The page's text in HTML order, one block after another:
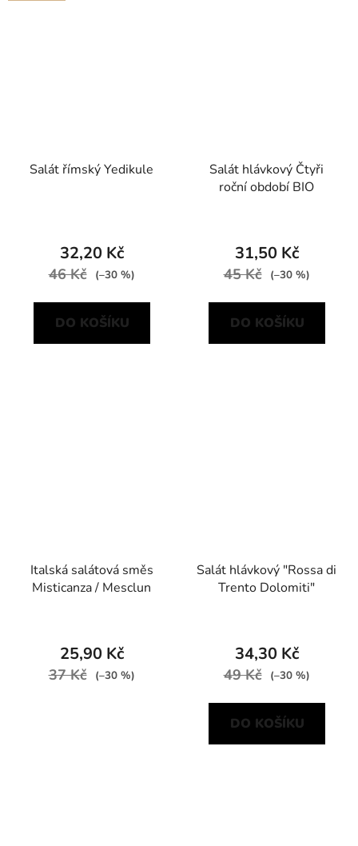
Salát římský Yedikule
32,20 Kč
46 Kč (–30 %)
DO KOŠÍKU
Salát hlávkový Čtyři
roční období BIO
31,50 Kč
45 Kč (–30 %)
DO KOŠÍKU
Italská salátová směs
Misticanza / Mesclun
25,90 Kč
37 Kč (–30 %)
Salát hlávkový "Rossa di
Trento Dolomiti"
34,30 Kč
49 Kč (–30 %)
DO KOŠÍKU